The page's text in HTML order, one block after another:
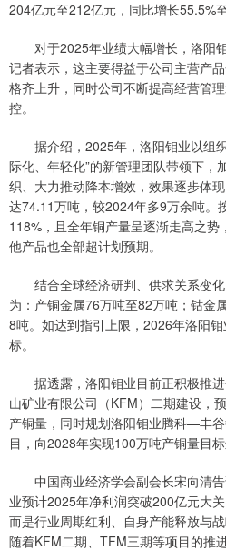
204亿元至212亿元，同比增长55.5%至
对于2025年业绩大幅增长，洛阳钼
记者表示，这主要得益于公司主营产
格齐上升，同时公司不断提高经营管
控。
据介绍，2025年，洛阳钼业以组织
际化、年轻化”的新管理团队带领下，
织、大力推动降本增效，效果逐步体
达74.11万吨，较2024年多9万余吨。
118%，且全年铜产量呈逐渐走高之
他产品也全部超计划预期。
结合全球经济研判、供求关系变化
为：产铜金属76万吨至82万吨；钴金
8吨。如达到指引上限，2026年洛阳
标。
据透露，洛阳钼业目前正积极推进
山矿业有限公司（KFM）二期建设，
产铜量，同时规划洛阳钼业腾科—丰
目，向2028年实现100万吨产铜量目标
中国商业经济学会副会长宋向清告
业预计2025年净利润突破200亿元大
而是行业周期红利、自身产能释放与
随着KFM二期、TFM三期等项目的推